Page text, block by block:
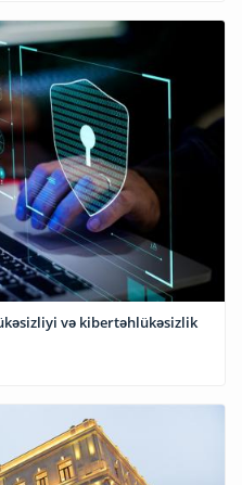
və kibertəhlükəsizlik